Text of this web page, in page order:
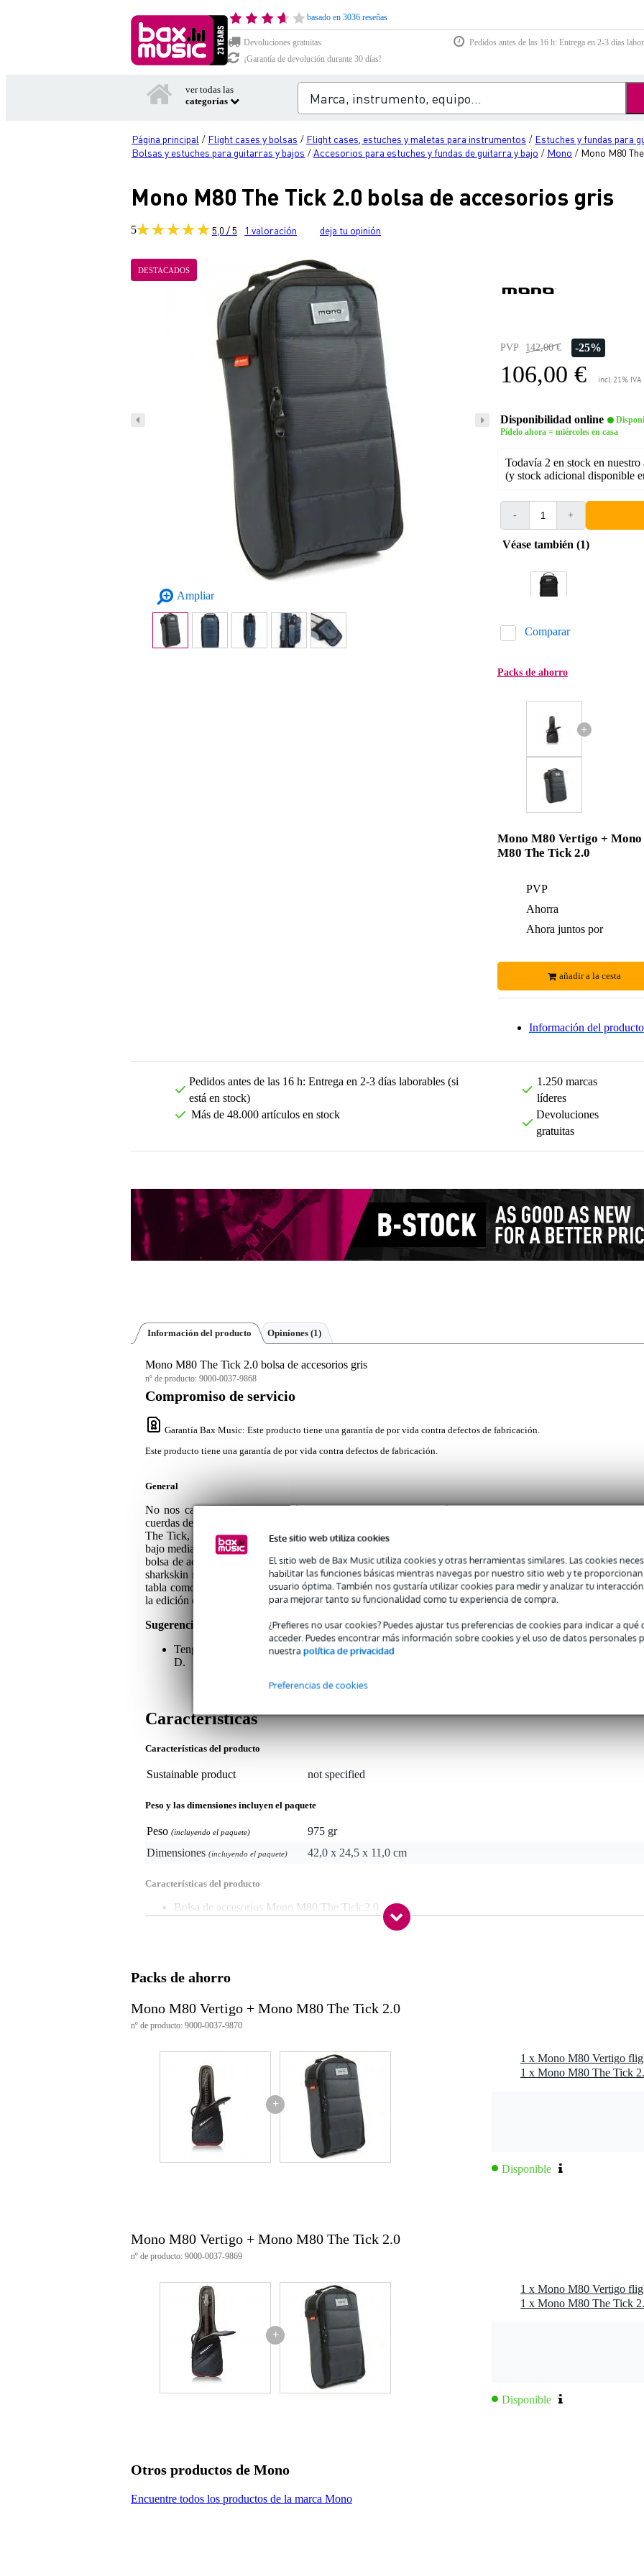
Este sitio web utiliza cookies
El sitio web de Bax Music utiliza cookies y otras herramientas similares. Las cookies
habilitar las funciones básicas mientras navegas por nuestro sitio web y te
usuario óptima. También nos gustaría utilizar cookies para medir y analizar tu
para mejorar tanto su funcionalidad como tu experiencia de compra.
¿Prefieres no usar cookies? Puedes ajustar tus preferencias de cookies para indicar a
acceder. Puedes encontrar más información sobre cookies y el uso de datos personales
nuestra política de privacidad
Preferencias de cookies
basado en 3036 reseñas
Devoluciones gratuitas
Pedidos antes de las 16 h: Entrega en 2-3 días
¡Garantía de devolución durante 30 días!
ver todas las
categorías
Página principal / Flight cases y bolsas / Flight cases, estuches y maletas para instrumentos / Estuches y fundas para
Bolsas y estuches para guitarras y bajos /Accesorios para estuches y fundas de guitarra y bajo / Mono / Mono M80
Mono M80 The Tick 2.0 bolsa de accesorios gris
5 5,0 / 5 1 valoración deja tu opinión
DESTACADOS
Ampliar
PVP 142,00 € -25%
106,00 € incl. 21% IVA
Disponibilidad online
Pídelo ahora = miércoles en casa
Todavía 2 en stock en nuestro
(y stock adicional disponible
- +
Véase también (1)
Comparar
Packs de ahorro
+
Mono M80 Vertigo + Mono
M80 The Tick 2.0
PVP
Ahorra
Ahora juntos por
añadir a la cesta
Información del producto
Pedidos antes de las 16 h: Entrega en 2-3 días laborables (si
está en stock)
Más de 48.000 artículos en stock
1.250 marcas
líderes
Devoluciones
gratuitas
Información del producto Opiniones (1)
Mono M80 The Tick 2.0 bolsa de accesorios gris
nº de producto: 9000-0037-9868
Compromiso de servicio
Garantía Bax Music: Este producto tiene una garantía de por vida contra defectos de fabricación.
Este producto tiene una garantía de por vida contra defectos de fabricación.
General
No nos cabe duda de que podrías llegar muy lejos sin nada más que tu guitarra, pero cosas como
cuerdas de repuesto y una pequeña pedalera pueden marcar la diferencia. Así que mételo todo en The Tick 2.0.
The Tick, que forma parte de la serie Mono M80, puede fijarse a una bolsa de transporte M80 para guitarra o
bajo mediante tiras de sujeción y las tres anillas en D que lleva la bolsa. Una vez ajustada como un insecto, esta
bolsa de accesorios no se interpone en el camino de cremalleras o bolsillos delanteros, y se ha hecho de
sharkskin resistente a la intemperie y acolchado grueso para asegurarse de que incluso mantener una
tabla como la Pedaltrain Nano se mantiene perfectamente seguro mientras estás en el camino. Además, esta
la edición en negro.
Sugerencias o comentarios sobre este producto
Tenga en cuenta que esta bolsa sólo puede fijarse a la Mono M80 equipada con tres anillas en forma de
D.
Características
Características del producto
Sustainable product not specified
Peso y las dimensiones incluyen el paquete
Peso (incluyendo el paquete)
975 gr
Dimensiones (incluyendo el paquete) 42,0 x 24,5 x 11,0 cm
Características del producto
Bolsa de accesorios Mono M80 The Tick 2.0
para acoplar a la bolsa de vuelo M80
ABS reforzado en los laterales
3 compartimentos de almacenamiento inteligentes
material exterior: nylon sharkskin repelente al agua
material interior: vinilo
peso: 794 gr
color: gris
Packs de ahorro
Mono M80 Vertigo + Mono M80 The Tick 2.0
nº de producto: 9000-0037-9870
+
1 x Mono M80 The Tick
Disponible
Mono M80 Vertigo + Mono M80 The Tick 2.0
nº de producto: 9000-0037-9869
+
1 x Mono M80 The Tick
Disponible
Otros productos de Mono
Encuentre todos los productos de la marca Mono